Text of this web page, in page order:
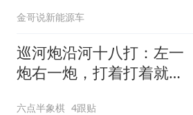
金哥说新能源车
巡河炮沿河十八打：左一
炮右一炮，打着打着就把
六点半象棋 4跟贴